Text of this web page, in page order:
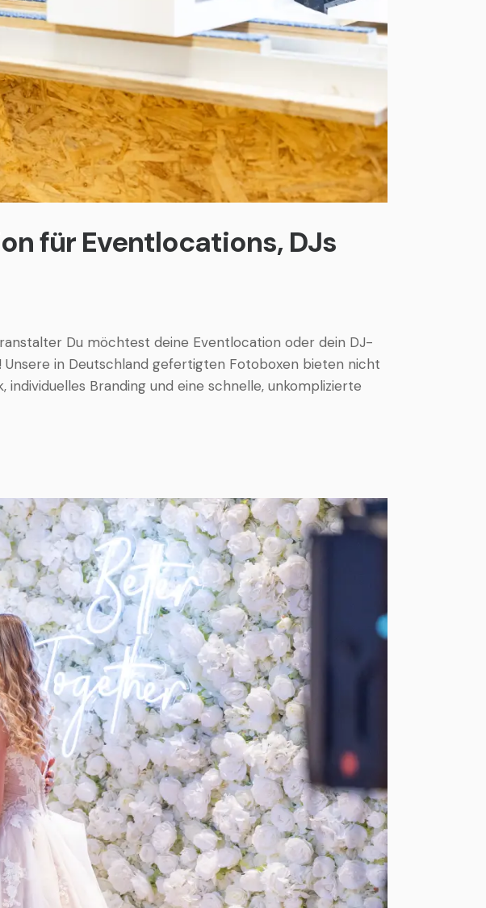
für Eventlocations, DJs
Du möchtest deine Eventlocation oder dein DJ-
Unsere in Deutschland gefertigten Fotoboxen bieten nicht
Branding und eine schnelle, unkomplizierte